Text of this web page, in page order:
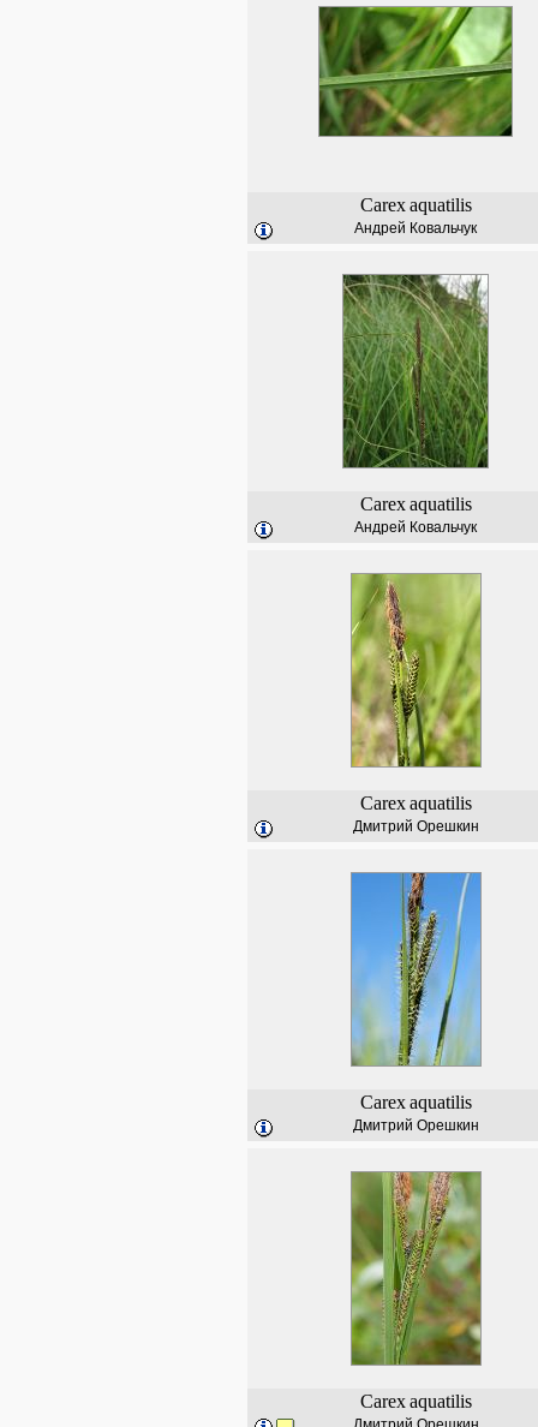
Carex aquatilis
Андрей Ковальчук
Carex aquatilis
Андрей Ковальчук
Carex aquatilis
Дмитрий Орешкин
Carex aquatilis
Дмитрий Орешкин
Carex aquatilis